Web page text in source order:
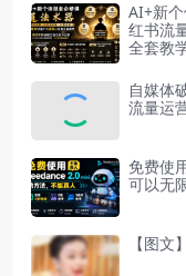
AI+新
红书流
全套教
自媒体
流量运
免费使
可以无
【图